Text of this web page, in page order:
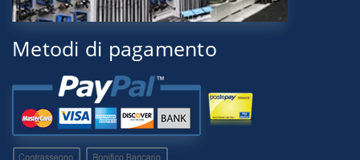
Metodi di pagamento